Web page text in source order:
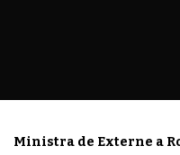
Ministra de Externe a